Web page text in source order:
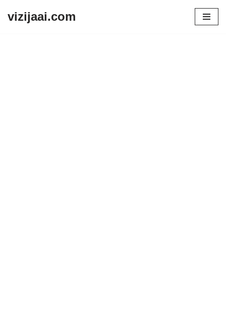
vizijaai.com